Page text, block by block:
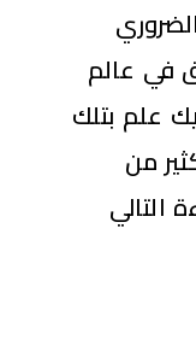
في عالم
علم بتلك
من
التالي